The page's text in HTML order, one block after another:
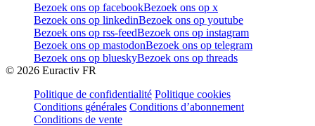
Bezoek ons op facebookBezoek ons op x
Bezoek ons op linkedinBezoek ons op youtube
Bezoek ons op rss-feedBezoek ons op instagram
Bezoek ons op mastodonBezoek ons op telegram
Bezoek ons op blueskyBezoek ons op threads
© 2026 Euractiv FR
Politique de confidentialité Politique cookies
Conditions générales Conditions d’abonnement
Conditions de vente